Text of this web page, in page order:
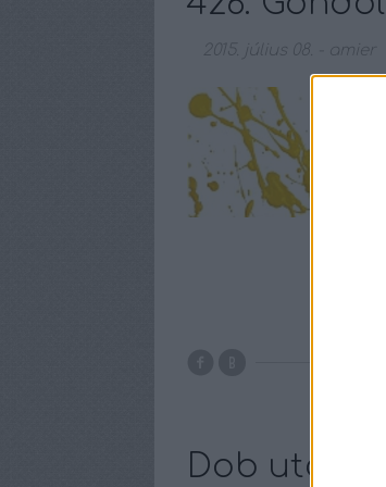
2015. július 08. amier
alias
Dob utca